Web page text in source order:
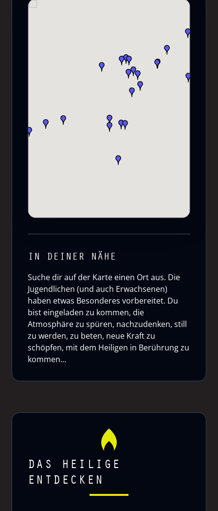
IN DEINER NÄHE
Suche dir auf der Karte einen Ort aus. Die
Jugendlichen (und auch Erwachsenen)
haben etwas Besonderes vorbereitet. Du
bist eingeladen zu kommen, die
Atmosphäre zu spüren, nachzudenken, still
zu werden, zu beten, neue Kraft zu
schöpfen, mit dem Heiligen in Berührung zu
kommen...
DAS HEILIGE
ENTDECKEN